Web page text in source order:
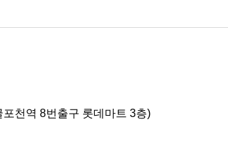
천역 8번출구 롯데마트 3층)